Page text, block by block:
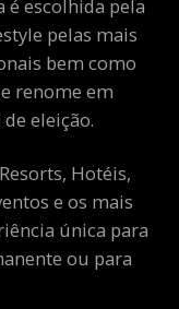
é escolhida pela
pelas mais
bem como
renome em
eleição.
Hotéis,
e os mais
única para
ou para